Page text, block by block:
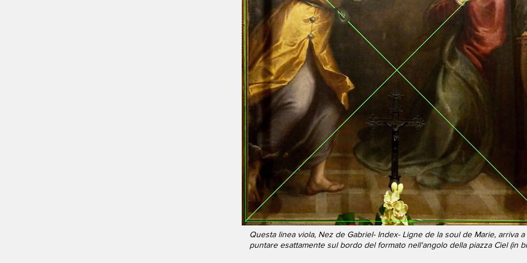
Questa linea viola, Nez de Gabriel- Index- Ligne de la soul de Marie, arriva a
puntare esattamente sul bordo del formato nell'angolo della piazza Ciel (in